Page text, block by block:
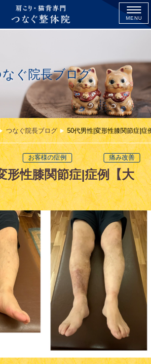
MENU
なぐ院長ブログ
つなぐ院長ブログ 50代男性|変形性膝関節症|症
お客様の症例 痛み改善
形性膝関節症|症例【大